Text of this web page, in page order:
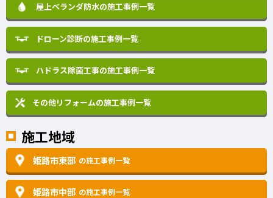
屋上ベランダ防水の施工事例一覧
ドローン診断の施工事例一覧
ハドラス除菌工事の施工事例一覧
その他リフォームの施工事例一覧
施工地域
姫路市東部 の施工事例一覧
姫路市中部 の施工事例一覧